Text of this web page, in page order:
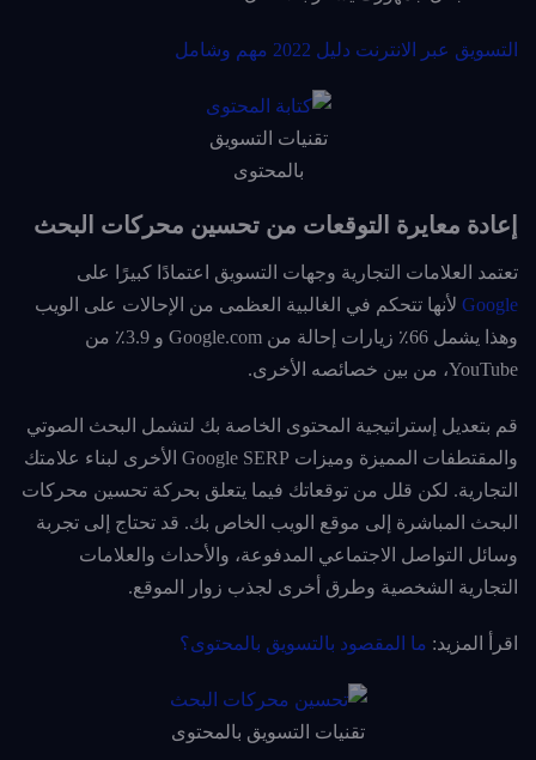
التسويق عبر الانترنت دليل 2022 مهم وشامل
تقنيات التسويق
بالمحتوى
إعادة معايرة التوقعات من تحسين محركات البحث
تعتمد العلامات التجارية وجهات التسويق اعتمادًا كبيرًا على
Google لأنها تتحكم في الغالبية العظمى من الإحالات على الويب
وهذا يشمل 66٪ زيارات إحالة من Google.com و 3.9٪ من
YouTube، من بين خصائصه الأخرى.
قم بتعديل إستراتيجية المحتوى الخاصة بك لتشمل البحث الصوتي
والمقتطفات المميزة وميزات Google SERP الأخرى لبناء علامتك
التجارية. لكن قلل من توقعاتك فيما يتعلق بحركة تحسين محركات
البحث المباشرة إلى موقع الويب الخاص بك. قد تحتاج إلى تجربة
وسائل التواصل الاجتماعي المدفوعة، والأحداث والعلامات
التجارية الشخصية وطرق أخرى لجذب زوار الموقع.
اقرأ المزيد: ما المقصود بالتسويق بالمحتوى؟
تقنيات التسويق بالمحتوى